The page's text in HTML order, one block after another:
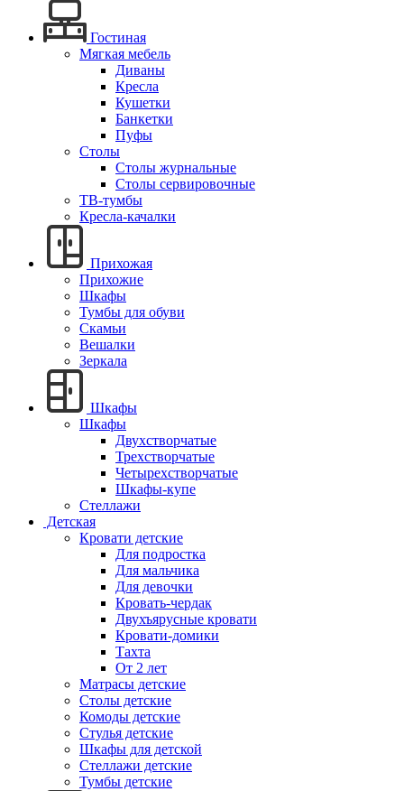
Гостиная
Мягкая мебель
Диваны
Кресла
Кушетки
Банкетки
Пуфы
Столы
Столы журнальные
Столы сервировочные
ТВ-тумбы
Кресла-качалки
Прихожая
Прихожие
Шкафы
Тумбы для обуви
Скамьи
Вешалки
Зеркала
Шкафы
Шкафы
Двухстворчатые
Трехстворчатые
Четырехстворчатые
Шкафы-купе
Стеллажи
Детская
Кровати детские
Для подростка
Для мальчика
Для девочки
Кровать-чердак
Двухъярусные кровати
Кровати-домики
Тахта
От 2 лет
Матрасы детские
Столы детские
Комоды детские
Стулья детские
Шкафы для детской
Стеллажи детские
Тумбы детские